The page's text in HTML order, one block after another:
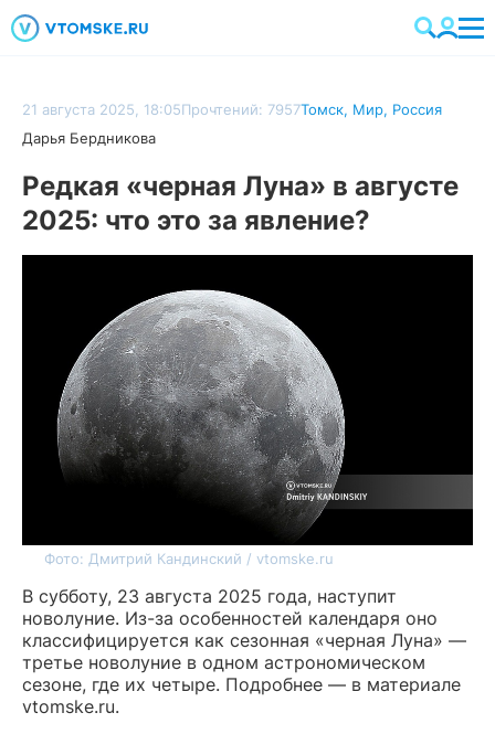
21 августа 2025, 18:05Прочтений: 7957Томск, Мир, Россия
Дарья Бердникова
Редкая «черная Луна» в августе
2025: что это за явление?
Фото: Дмитрий Кандинский / vtomske.ru
В субботу, 23 августа 2025 года, наступит
новолуние. Из-за особенностей календаря оно
классифицируется как сезонная «черная Луна» —
третье новолуние в одном астрономическом
сезоне, где их четыре. Подробнее — в материале
vtomske.ru.